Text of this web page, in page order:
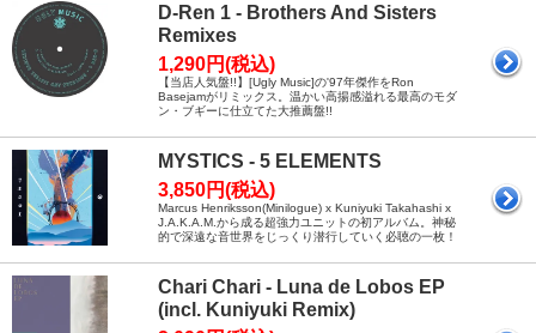
D-Ren 1 - Brothers And Sisters
Remixes
1,290円(税込)
【当店人気盤!!】[Ugly Music]の'97年傑作をRon
Basejamがリミックス。温かい高揚感溢れる最高のモダ
ン・ブギーに仕立てた大推薦盤!!
MYSTICS - 5 ELEMENTS
3,850円(税込)
Marcus Henriksson(Minilogue) x Kuniyuki Takahashi x
J.A.K.A.M.から成る超強力ユニットの初アルバム。神秘
的で深遠な音世界をじっくり潜行していく必聴の一枚！
Chari Chari - Luna de Lobos EP
(incl. Kuniyuki Remix)